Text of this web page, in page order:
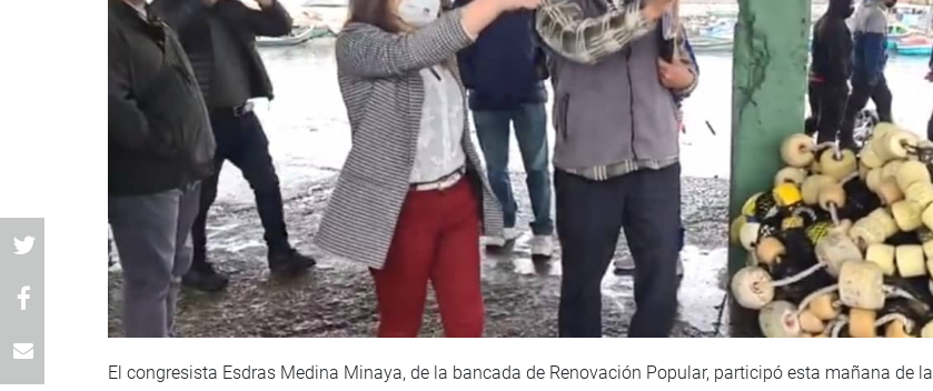
El congresista Esdras Medina Minaya, de la bancada de Renovación Popular, participó esta mañana de la